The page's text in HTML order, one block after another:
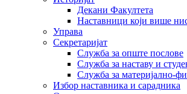
Декани Факултета
Наставници који више
Управа
Секретаријат
Служба за опште послове
Служба за наставу и
Служба за материјално-
Избор наставника и сарадника